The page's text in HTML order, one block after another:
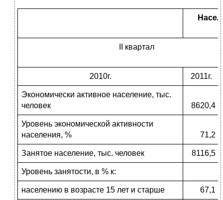
II квартал
2010г. 2011г.
Экономически активное население, тыс.
человек
8620,4
Уровень экономической активности
населения, %
71,2
Занятое население, тыс. человек 8116,5
Уровень занятости, в % к:
населению в возрасте 15 лет и старше 67,1